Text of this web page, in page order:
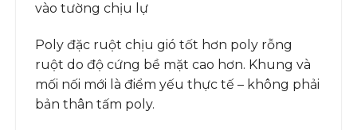
vào tường chịu lự
Poly đặc ruột chịu gió tốt hơn poly rỗng
ruột do độ cứng bề mặt cao hơn. Khung và
mối nối mới là điểm yếu thực tế – không phải
bản thân tấm poly.